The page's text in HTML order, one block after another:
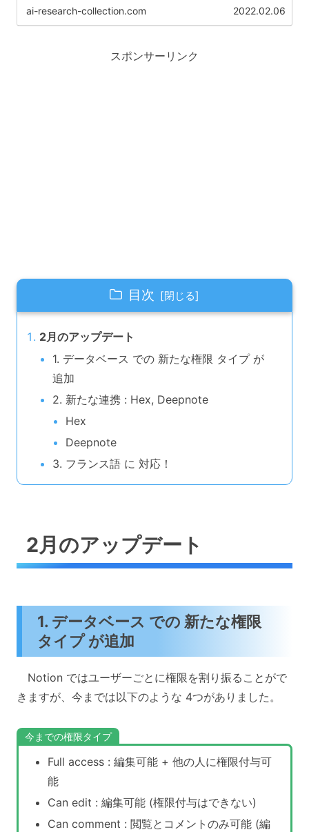
ai-research-collection.com 2022.02.06
スポンサーリンク
目次
2月のアップデート
1. データベース での 新たな権限 タイプ が
追加
2. 新たな連携 : Hex, Deepnote
Hex
Deepnote
3. フランス語 に 対応！
2月のアップデート
1. データベース での 新たな権限
タイプ が追加
Notion ではユーザーごとに権限を割り振ることがで
きますが、今までは以下のような 4つがありました。
今までの権限タイプ
Full access : 編集可能 + 他の人に権限付与可
能
Can edit : 編集可能 (権限付与はできない)
Can comment : 閲覧とコメントのみ可能 (編